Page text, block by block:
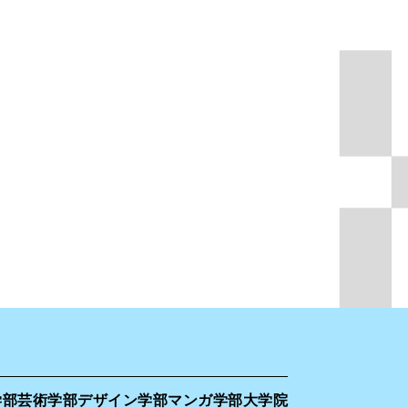
部芸術学部デザイン学部マンガ学部大学院